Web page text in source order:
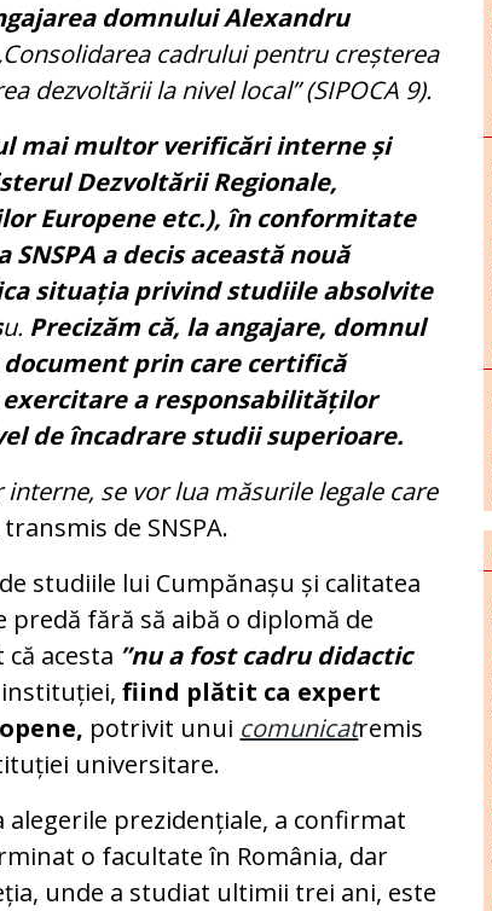
domnului Alexandru
cadrului pentru creșterea
dezvoltării la nivel local” (SIPOCA 9).
mai multor verificări interne și
Dezvoltării Regionale,
Europene etc.), în conformitate
a decis această nouă
situația privind studiile absolvite
u. Precizăm că, la angajare, domnul
prin care certifică
a responsabilităților
de încadrare studii superioare.
se vor lua măsurile legale care
de SNSPA.
studiile lui Cumpănașu și calitatea
predă fără să aibă o diplomă de
acesta ”nu a fost cadru didactic
fiind plătit ca expert
potrivit unui comunicatremis
universitare.
prezidențiale, a confirmat
o facultate în România, dar
unde a studiat ultimii trei ani, este